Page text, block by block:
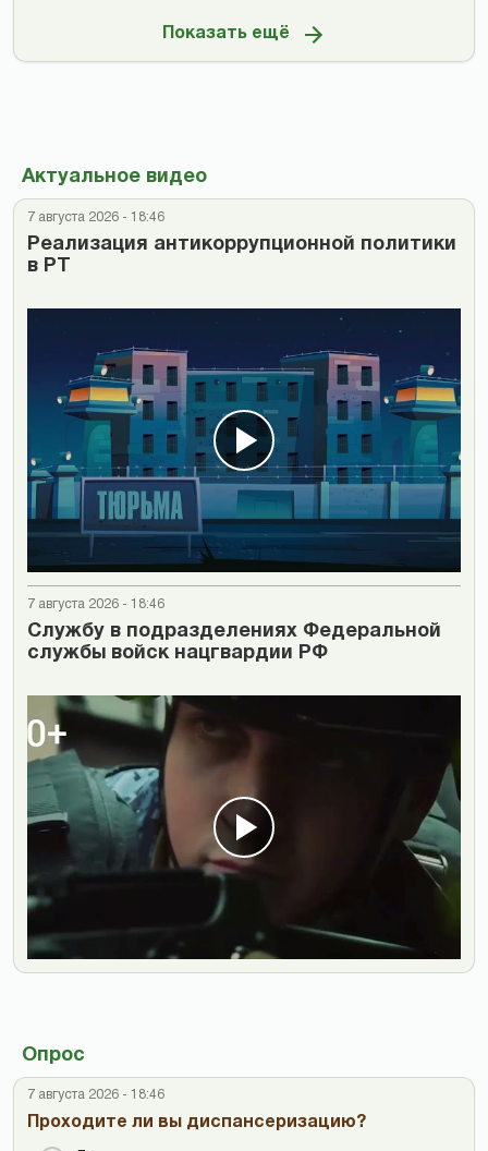
Показать ещё
Актуальное видео
7 августа 2026 - 18:46
Реализация антикоррупционной политики
в РТ
7 августа 2026 - 18:46
Cлужбу в подразделениях Федеральной
службы войск нацгвардии РФ
Опрос
7 августа 2026 - 18:46
Проходите ли вы диспансеризацию?